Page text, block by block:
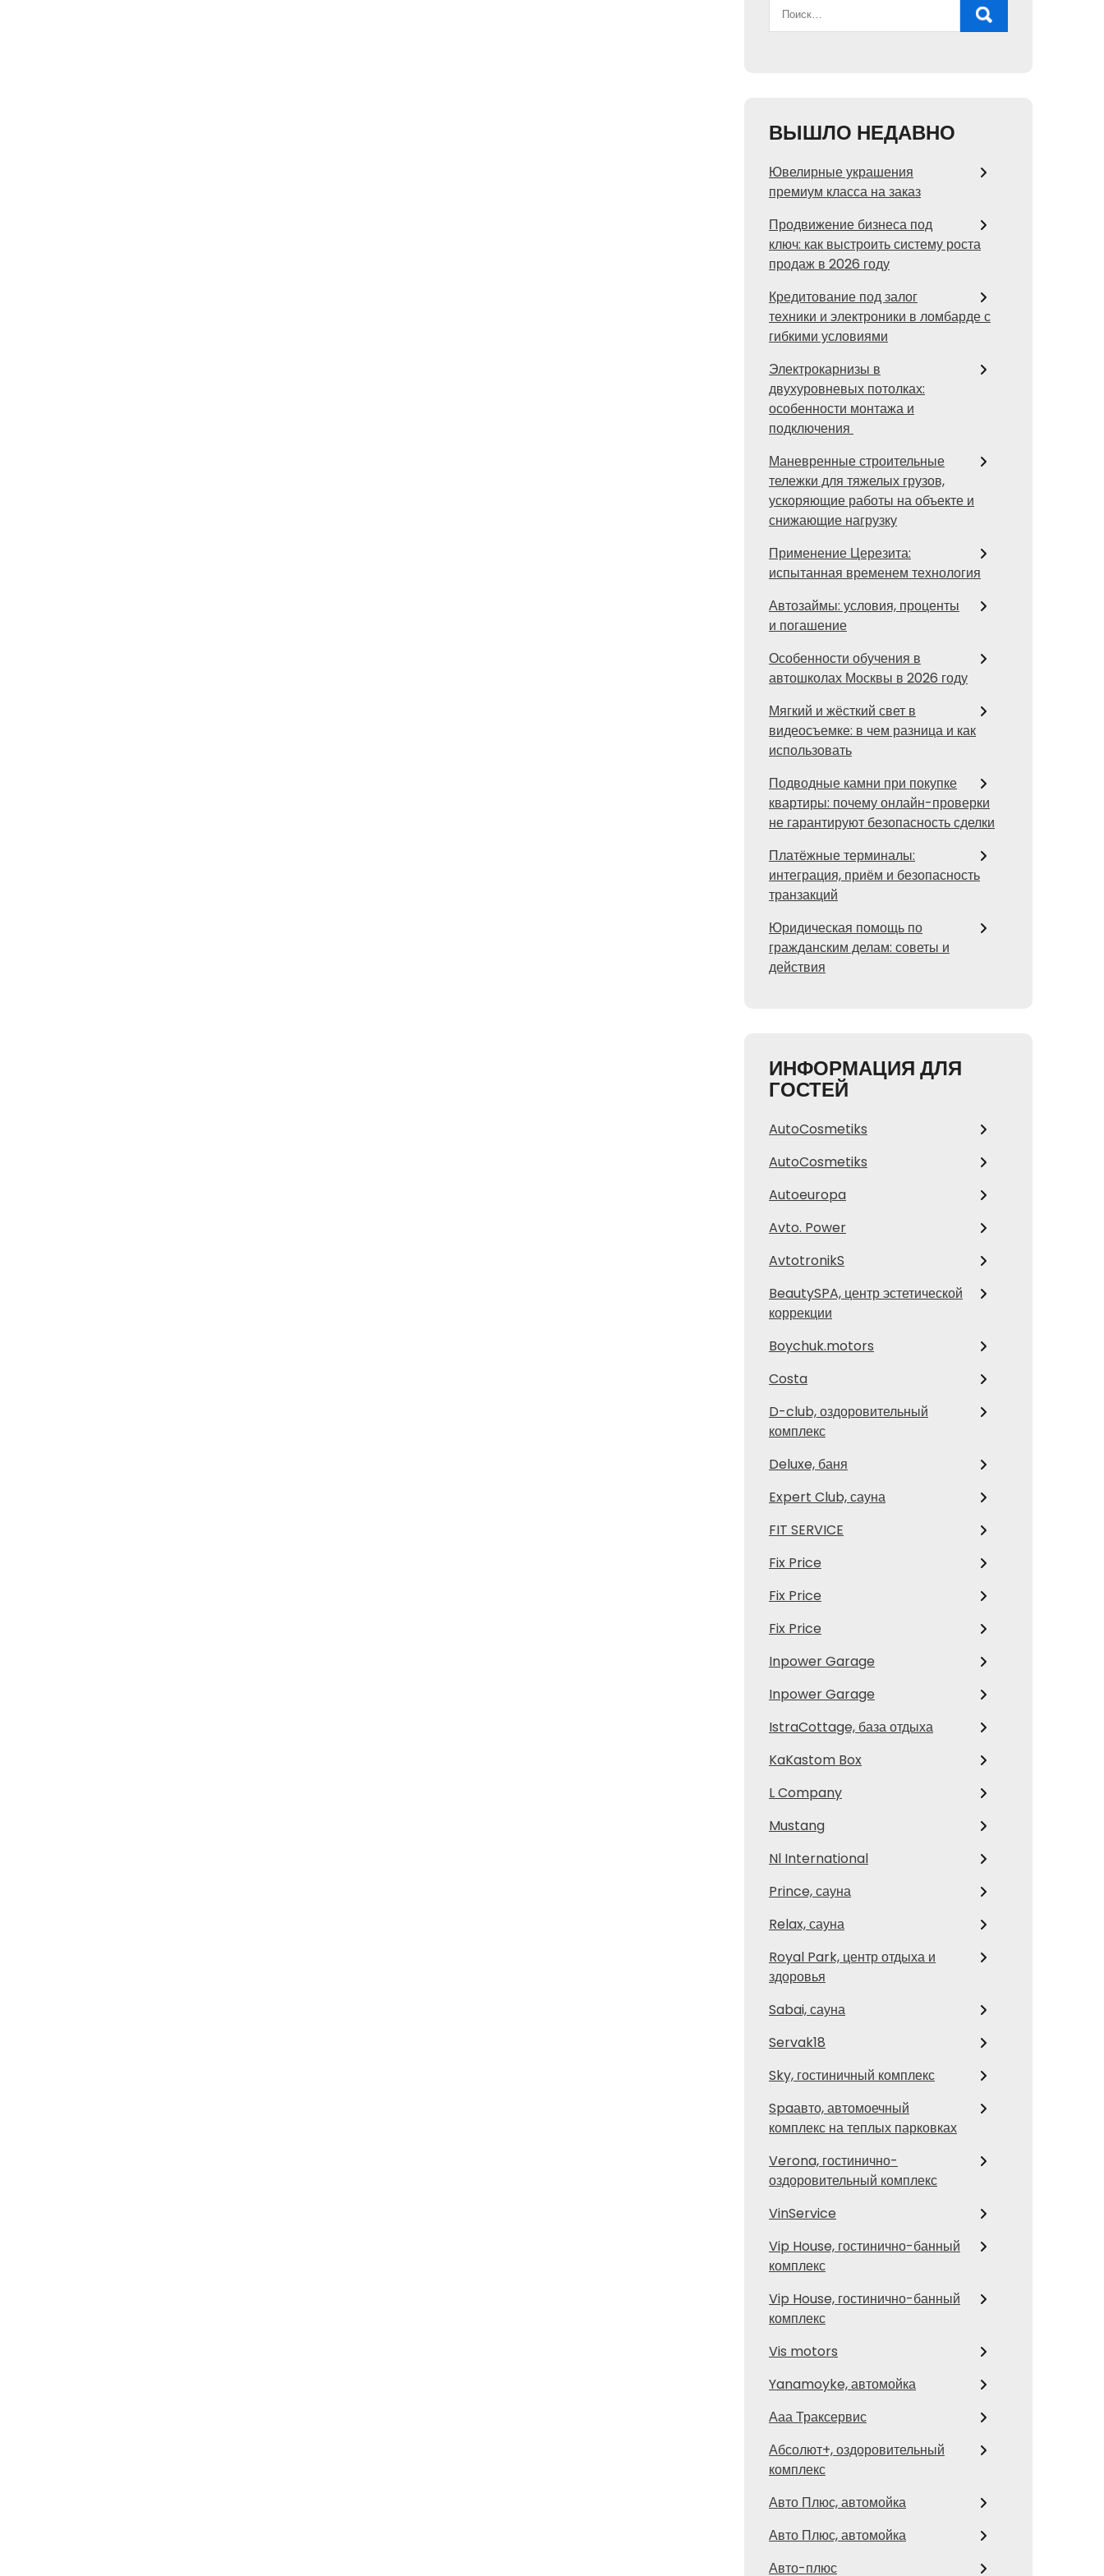
ВЫШЛО НЕДАВНО
Ювелирные украшения
премиум класса на заказ
Продвижение бизнеса под
ключ: как выстроить систему роста
продаж в 2026 году
Кредитование под залог
техники и электроники в ломбарде с
гибкими условиями
Электрокарнизы в
двухуровневых потолках:
особенности монтажа и
подключения
Маневренные строительные
тележки для тяжелых грузов,
ускоряющие работы на объекте и
снижающие нагрузку
Применение Церезита:
испытанная временем технология
Автозаймы: условия, проценты
и погашение
Особенности обучения в
автошколах Москвы в 2026 году
Мягкий и жёсткий свет в
видеосъемке: в чем разница и как
использовать
Подводные камни при покупке
квартиры: почему онлайн-проверки
не гарантируют безопасность сделки
Платёжные терминалы:
интеграция, приём и безопасность
транзакций
Юридическая помощь по
гражданским делам: советы и
действия
ИНФОРМАЦИЯ ДЛЯ
ГОСТЕЙ
AutoCosmetiks
AutoCosmetiks
Autoeuropa
Avto. Power
AvtotronikS
BeautySPA, центр эстетической
коррекции
Boychuk.motors
Costa
D-club, оздоровительный
комплекс
Deluxe, баня
Expert Club, сауна
FIT SERVICE
Fix Price
Fix Price
Fix Price
Inpower Garage
Inpower Garage
IstraCottage, база отдыха
KaKastom Box
L Company
Mustang
Nl International
Prince, сауна
Relax, сауна
Royal Park, центр отдыха и
здоровья
Sabai, сауна
Servak18
Sky, гостиничный комплекс
Spaавто, автомоечный
комплекс на теплых парковках
Verona, гостинично-
оздоровительный комплекс
VinService
Vip House, гостинично-банный
комплекс
Vip House, гостинично-банный
комплекс
Vis motors
Yanamoyke, автомойка
Ааа Траксервис
Абсолют+, оздоровительный
комплекс
Авто Плюс, автомойка
Авто Плюс, автомойка
Авто-плюс